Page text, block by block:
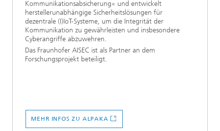
Kommunikationsabsicherung« und entwickelt
herstellerunabhängige Sicherheitslösungen für
dezentrale (I)IoT-Systeme, um die Integrität der
Kommunikation zu gewährleisten und insbesondere
Cyberangriffe abzuwehren.
Das Fraunhofer AISEC ist als Partner an dem
Forschungsprojekt beteiligt.
MEHR INFOS ZU ALPAKA